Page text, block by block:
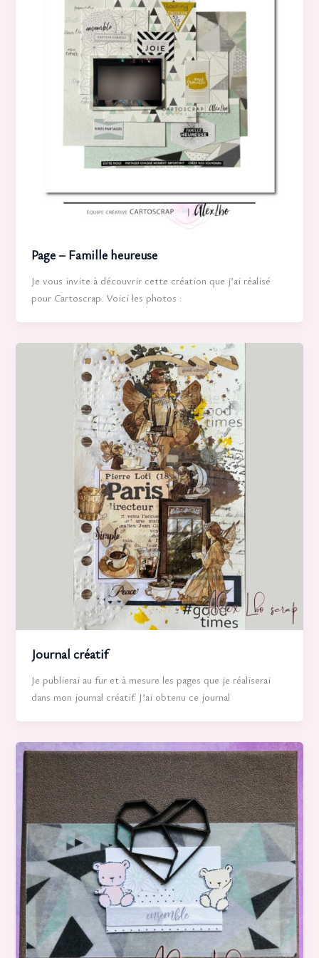
Page – Famille heureuse
Je vous invite à découvrir cette création que j’ai réalisé
pour Cartoscrap. Voici les photos :
Journal créatif
Je publierai au fur et à mesure les pages que je réaliserai
dans mon journal créatif. J’ai obtenu ce journal